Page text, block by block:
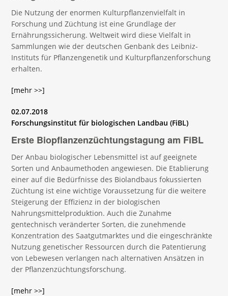
Die Nutzung der enormen Kulturpflanzenvielfalt in
Forschung und Züchtung ist eine Grundlage der
Ernährungssicherung. Weltweit wird diese Vielfalt in
Sammlungen wie der deutschen Genbank des Leibniz-
Instituts für Pflanzengenetik und Kulturpflanzenforschung
erhalten.
[mehr >>]
02.07.2018
Forschungsinstitut für biologischen Landbau (FiBL)
Erste Biopflanzenzüchtungstagung am FiBL
Der Anbau biologischer Lebensmittel ist auf geeignete
Sorten und Anbaumethoden angewiesen. Die Etablierung
einer auf die Bedürfnisse des Biolandbaus fokussierten
Züchtung ist eine wichtige Voraussetzung für die weitere
Steigerung der Effizienz in der biologischen
Nahrungsmittelproduktion. Auch die Zunahme
gentechnisch veränderter Sorten, die zunehmende
Konzentration des Saatgutmarktes und die eingeschränkte
Nutzung genetischer Ressourcen durch die Patentierung
von Lebewesen verlangen nach alternativen Ansätzen in
der Pflanzenzüchtungsforschung.
[mehr >>]